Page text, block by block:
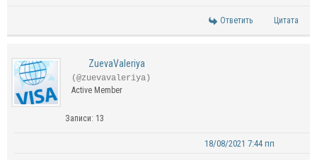
Ответить Цитата
ZuevaValeriya
(@zuevavaleriya)
Active Member
Записи: 13
18/08/2021 7:44 пп